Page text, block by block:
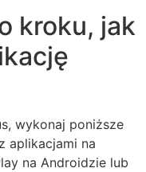
kroku, jak
wykonaj poniższe
aplikacjami na
na Androidzie lub